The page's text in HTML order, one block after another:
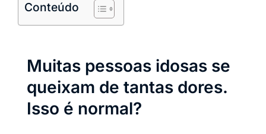
Conteúdo
Muitas pessoas idosas se
queixam de tantas dores.
Isso é normal?